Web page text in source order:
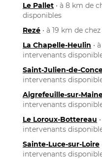
Le Pallet • à 8 km de
disponibles
Rezé • à 19 km de
La Chapelle-Heulin •
intervenants
Saint-Julien-de-
intervenants
Aigrefeuille-sur-
intervenants
Le Loroux-Bottereau
intervenants
Sainte-Luce-sur-Loire
intervenants